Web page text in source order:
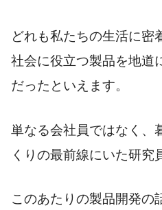
どれも私たちの生活に密
社会に役立つ製品を地道
だったといえます。
単なる会社員ではなく、
くりの最前線にいた研究
このあたりの製品開発の